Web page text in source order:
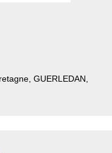
, GUERLEDAN,